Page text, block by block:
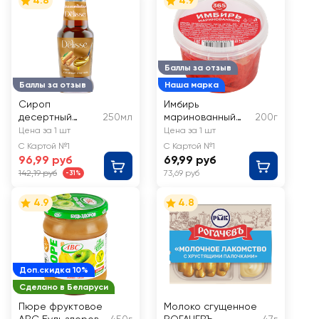
Баллы за отзыв
Сироп
десертный
DELISSE со
вкусом
сахарный
тростник
250мл
Цена за 1 шт
С Картой №1
96,99 руб
142,19 руб -31%
Баллы за отзыв
Наша марка
Имбирь
маринованный
365 ДНЕЙ
200г
Цена за 1 шт
С Картой №1
69,99 руб
73,69 руб
Доп.скидка 10%
Сделано в Беларуси
4.9
Пюре фруктовое
4.8
Молоко сгущенное